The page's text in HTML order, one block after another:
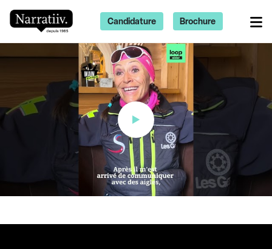
Candidature Brochure